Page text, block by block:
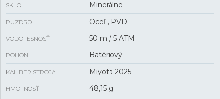
SKLO Minerálne
PUZDRO Oceľ , PVD
VODOTESNOSŤ 50 m / 5 ATM
POHON Batériový
KALIBER STROJA Miyota 2025
HMOTNOSŤ 48,15 g